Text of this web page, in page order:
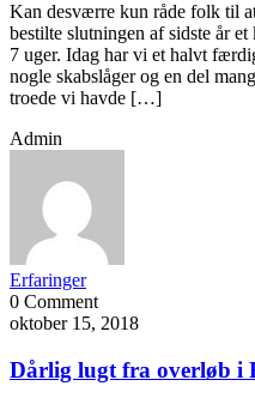
Kan desværre kun råde folk til
bestilte slutningen af sidste år
7 uger. Idag har vi et halvt
nogle skabslåger og en del
troede vi havde […]
Admin
Erfaringer
0 Comment
oktober 15, 2018
Dårlig lugt fra overløb i